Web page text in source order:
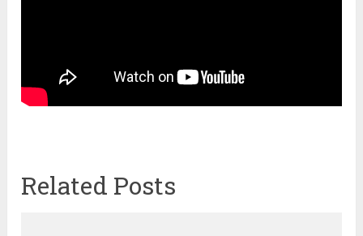
Related Posts